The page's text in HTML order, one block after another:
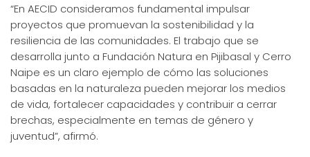
“En AECID consideramos fundamental impulsar
proyectos que promuevan la sostenibilidad y la
resiliencia de las comunidades. El trabajo que se
desarrolla junto a Fundación Natura en Pijibasal y Cerro
Naipe es un claro ejemplo de cómo las soluciones
basadas en la naturaleza pueden mejorar los medios
de vida, fortalecer capacidades y contribuir a cerrar
brechas, especialmente en temas de género y
juventud”, afirmó.